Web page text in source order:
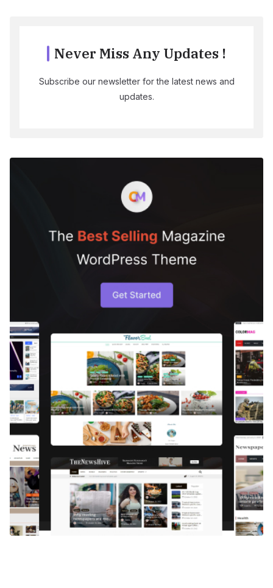
Never Miss Any Updates !
Subscribe our newsletter for the latest news and
updates.